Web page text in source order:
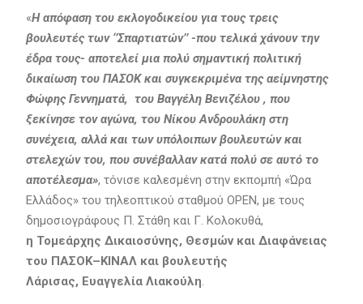
«Η απόφαση του εκλογοδικείου για τους τρεις
βουλευτές των ‘’Σπαρτιατών’’ -που τελικά χάνουν την
έδρα τους- αποτελεί μια πολύ σημαντική πολιτική
δικαίωση του ΠΑΣΟΚ και συγκεκριμένα της αείμνηστης
Φώφης Γεννηματά, του Βαγγέλη Βενιζέλου , που
ξεκίνησε τον αγώνα, του Νίκου Ανδρουλάκη στη
συνέχεια, αλλά και των υπόλοιπων βουλευτών και
στελεχών του, που συνέβαλλαν κατά πολύ σε αυτό το
αποτέλεσμα», τόνισε καλεσμένη στην εκπομπή «Ώρα
Ελλάδος» του τηλεοπτικού σταθμού OPEN, με τους
δημοσιογράφους Π. Στάθη και Γ. Κολοκυθά,
η Τομεάρχης Δικαιοσύνης, Θεσμών και Διαφάνειας
του ΠΑΣΟΚ–ΚΙΝΑΛ και βουλευτής
Λάρισας, Ευαγγελία Λιακούλη.